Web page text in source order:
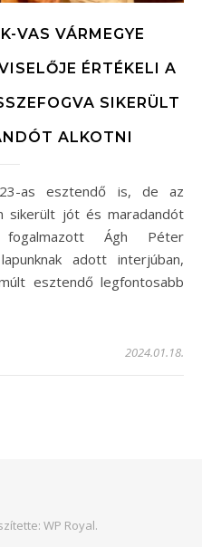
VAS VÁRMEGYE
ÉRTÉKELI A
SIKERÜLT
ALKOTNI
sikerült jót és maradandót
Ágh Péter
adott interjúban,
esztendő legfontosabb
2024.01.18.
WP Royal.